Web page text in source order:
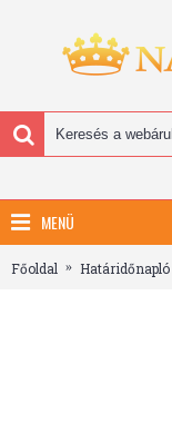
MENÜ
Főoldal